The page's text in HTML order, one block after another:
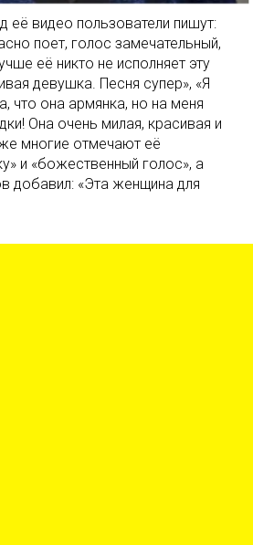
её видео пользователи пишут:
поет, голос замечательный,
её никто не исполняет эту
девушка. Песня супер», «Я
что она армянка, но на меня
Она очень милая, красивая и
многие отмечают её
и «божественный голос», а
добавил: «Эта женщина для